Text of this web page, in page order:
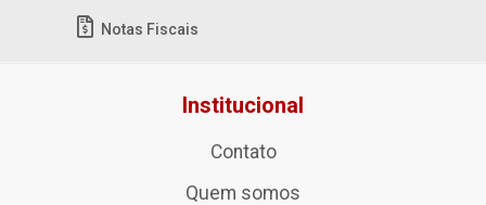
Notas Fiscais
Institucional
Contato
Quem somos